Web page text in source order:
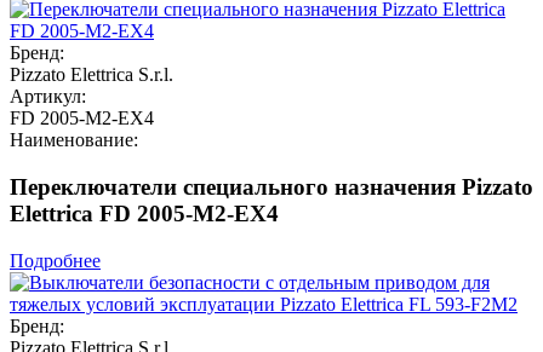
Бренд:
Pizzato Elettrica S.r.l.
Артикул:
FD 2005-M2-EX4
Наименование:
Переключатели специального назначения Pizzato
Elettrica FD 2005-M2-EX4
Подробнее
Бренд:
Pizzato Elettrica S.r.l.